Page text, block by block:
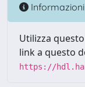
Informazioni
Utilizza
link a questo
https://